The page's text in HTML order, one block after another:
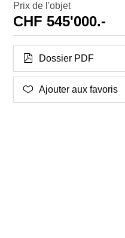
Prix de l'objet
CHF 545'000.-
Dossier PDF
Ajouter aux favoris